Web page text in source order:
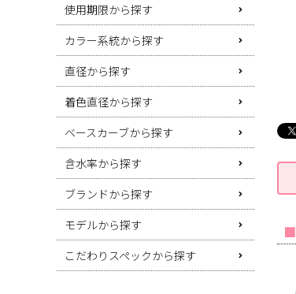
使用期限から探す
カラー系統から探す
直径から探す
着色直径から探す
ベースカーブから探す
含水率から探す
ブランドから探す
モデルから探す
こだわりスペックから探す